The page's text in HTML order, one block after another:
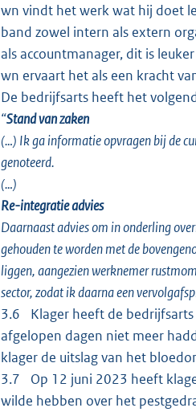
wn vindt het werk wat hij doet
band zowel intern als extern
als accountmanager, dit is
wn ervaart het als een kracht
De bedrijfsarts heeft het
“Stand van zaken
(…) Ik ga informatie opvragen bij de
genoteerd.
(…)
Re-integratie advies
Daarnaast advies om in onderling
gehouden te worden met de
liggen, aangezien werknemer
sector, zodat ik daarna een
3.6 Klager heeft de bedrijfsarts
afgelopen dagen niet meer
klager de uitslag van het
3.7 Op 12 juni 2023 heeft
wilde hebben over het